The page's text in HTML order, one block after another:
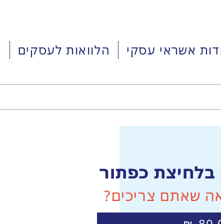
אשראי עסקי הלוואות לעסקים
כפתור
שאתם צריכים?